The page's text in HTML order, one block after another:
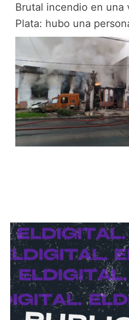
Brutal incendio en una
Plata: hubo una